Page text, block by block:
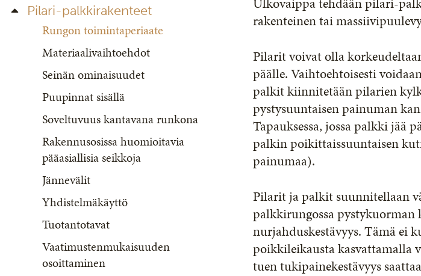
Pilari-palkkirakenteet
Rungon toimintaperiaate
Materiaalivaihtoehdot
Seinän ominaisuudet
Puupinnat sisällä
Soveltuvuus kantavana runkona
Rakennusosissa huomioitavia
pääasiallisia seikkoja
Jännevälit
Yhdistelmäkäyttö
Tuotantotavat
Vaatimustenmukaisuuden
osoittaminen
rakenteinen tai
Pilarit voivat olla
päälle. Vaihtoehtoisesti
palkit kiinnitetään pilarien
pystysuuntaisen painuman
Tapauksessa, jossa palkki
palkin poikittaissuuntaisen
painumaa).
Pilarit ja palkit suunnitellaan
palkkirungossa
nurjahduskestävyys. Tämä ei
poikkileikausta kasvattamalla
tuen tukipainekestävyys